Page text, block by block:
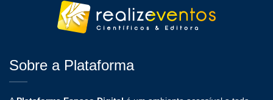
Sobre a Plataforma